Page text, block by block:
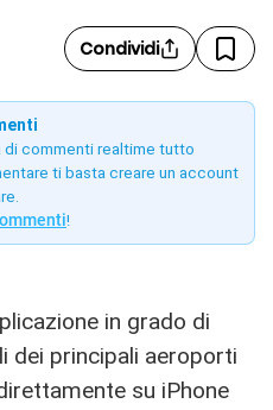
Condividi
di commenti realtime tutto
ti basta creare un account
!
in grado di
dei principali aeroporti
su iPhone